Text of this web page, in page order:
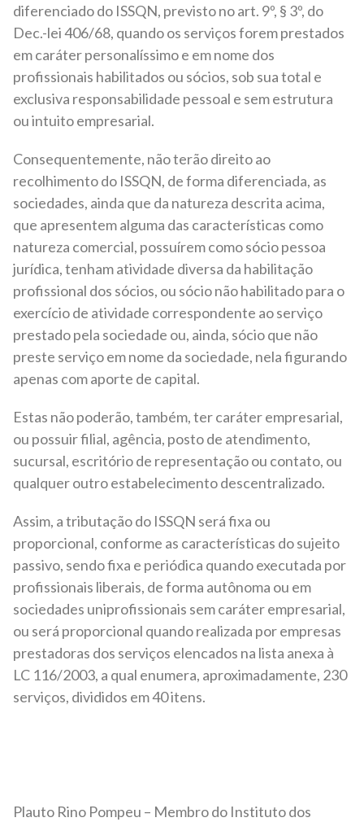
diferenciado do ISSQN, previsto no art. 9º, § 3º, do
Dec.-lei 406/68, quando os serviços forem prestados
em caráter personalíssimo e em nome dos
profissionais habilitados ou sócios, sob sua total e
exclusiva responsabilidade pessoal e sem estrutura
ou intuito empresarial.
Consequentemente, não terão direito ao
recolhimento do ISSQN, de forma diferenciada, as
sociedades, ainda que da natureza descrita acima,
que apresentem alguma das características como
natureza comercial, possuírem como sócio pessoa
jurídica, tenham atividade diversa da habilitação
profissional dos sócios, ou sócio não habilitado para o
exercício de atividade correspondente ao serviço
prestado pela sociedade ou, ainda, sócio que não
preste serviço em nome da sociedade, nela figurando
apenas com aporte de capital.
Estas não poderão, também, ter caráter empresarial,
ou possuir filial, agência, posto de atendimento,
sucursal, escritório de representação ou contato, ou
qualquer outro estabelecimento descentralizado.
Assim, a tributação do ISSQN será fixa ou
proporcional, conforme as características do sujeito
passivo, sendo fixa e periódica quando executada por
profissionais liberais, de forma autônoma ou em
sociedades uniprofissionais sem caráter empresarial,
ou será proporcional quando realizada por empresas
prestadoras dos serviços elencados na lista anexa à
LC 116/2003, a qual enumera, aproximadamente, 230
serviços, divididos em 40 itens.
Plauto Rino Pompeu – Membro do Instituto dos